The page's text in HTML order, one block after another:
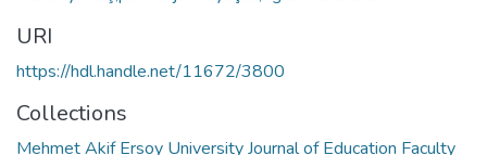
URI
https://hdl.handle.net/11672/3800
Collections
Mehmet Akif Ersoy University Journal of Education Faculty